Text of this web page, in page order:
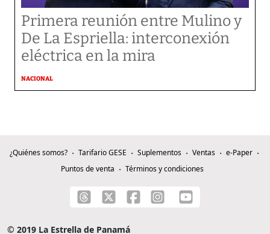
Primera reunión entre Mulino y
De La Espriella: interconexión
eléctrica en la mira
NACIONAL
¿Quiénes somos? Tarifario GESE Suplementos Ventas
e-Paper
Puntos de venta
Términos y condiciones
© 2019 La Estrella de Panamá